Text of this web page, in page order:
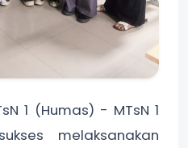
1 (Humas) - MTsN 1
melaksanakan